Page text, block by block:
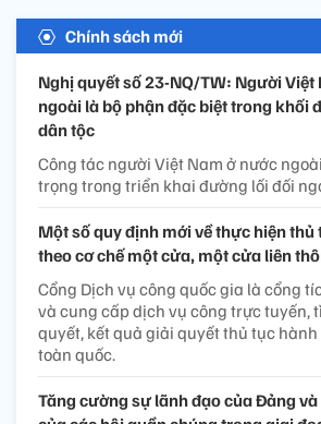
Chính sách mới
Nghị quyết số 23-NQ/TW: Người Việt
ngoài là bộ phận đặc biệt trong khối
dân tộc
Công tác người Việt Nam ở nước
trọng trong triển khai đường lối đối
Một số quy định mới về thực hiện
theo cơ chế một cửa, một cửa liên
Cổng Dịch vụ công quốc gia là cổng
và cung cấp dịch vụ công trực tuyến,
quyết, kết quả giải quyết thủ tục
toàn quốc.
Tăng cường sự lãnh đạo của Đảng